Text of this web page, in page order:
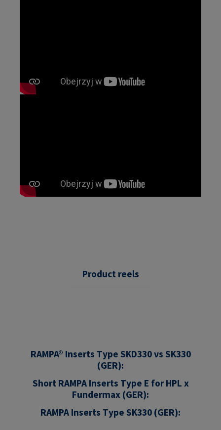
Product reels
RAMPA® Inserts Type SKD330 vs SK330
(GER):
Short RAMPA Inserts Type E for HPL x
Fundermax (GER):
RAMPA Inserts Type SK330 (GER):